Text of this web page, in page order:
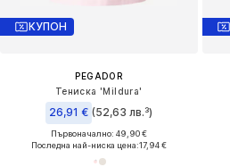
КУПОН
PEGADOR
Тениска 'Mildura'
26,91 € (52,63 лв.³)
Първоначално: 49,90 €
Последна най-ниска цена:17,94 €